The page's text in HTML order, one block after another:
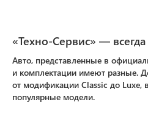
«Техно-Сервис» —
Авто, представленные в
и комплектации имеют разные.
от модификации Classic до Luxe,
популярные модели.